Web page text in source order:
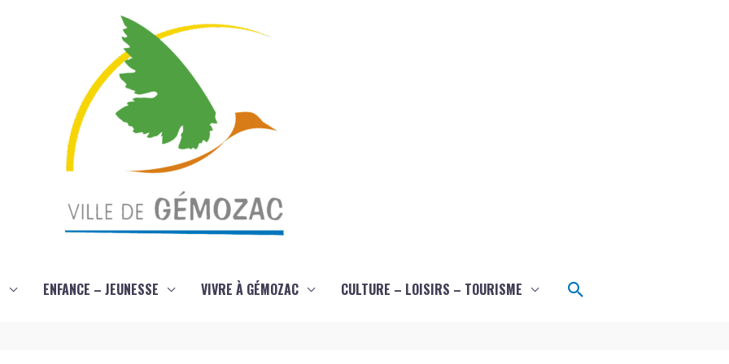
ENFANCE – JEUNESSE VIVRE À GÉMOZAC CULTURE – LOISIRS – TOURISME Rechercher